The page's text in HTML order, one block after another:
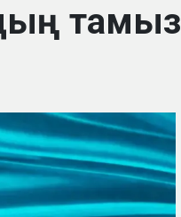
тамыз